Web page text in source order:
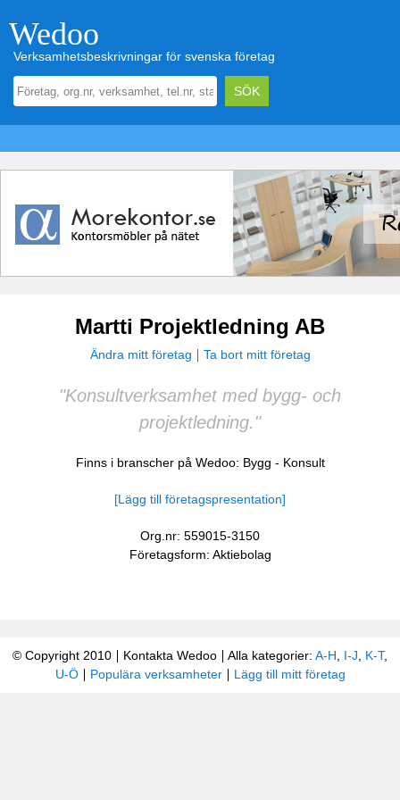
Wedoo
Verksamhetsbeskrivningar för svenska företag
Martti Projektledning AB
Ändra mitt företag Ta bort mitt företag
"Konsultverksamhet med bygg- och
projektledning."
Finns i branscher på Wedoo: Bygg - Konsult
[Lägg till företagspresentation]
Org.nr: 559015-3150
Företagsform: Aktiebolag
© Copyright 2010 Kontakta Wedoo Alla kategorier: A-H I-J K-T,
U-Ö
Populära verksamheter Lägg till mitt företag